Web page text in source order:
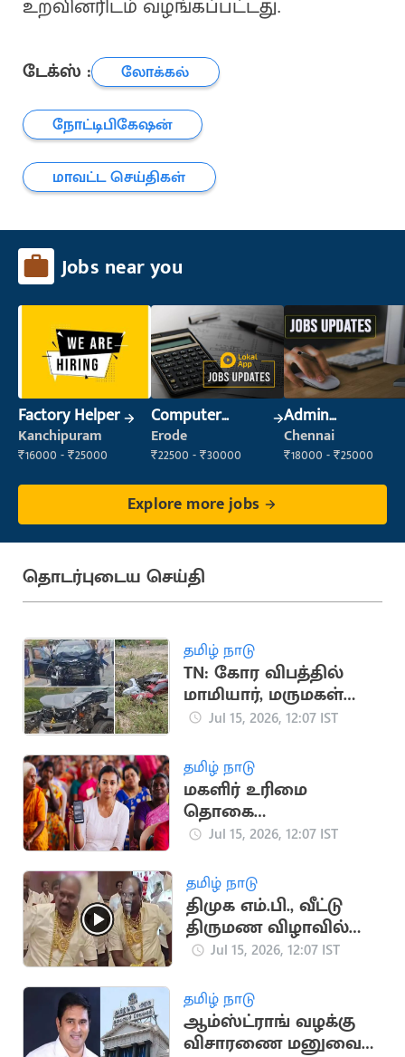
உறவினரிடம் வழங்கப்பட்டது.
டேக்ஸ் :
லோக்கல்
நோட்டிபிகேஷன்
மாவட்ட செய்திகள்
Jobs near you
Factory Helper
Kanchipuram
₹16000 - ₹25000
Computer
Operator
Erode
₹22500 - ₹30000
Admin
Supervisor
Chennai
₹18000 - ₹25000
Explore more jobs
தொடர்புடைய செய்தி
தமிழ் நாடு
TN: கோர விபத்தில்
மாமியார், மருமகள்
பலிJul 15, 2026, 12:07 IST
தமிழ் நாடு
மகளிர் உரிமை
தொகை
கிடைக்காதவர்களுக்கு
Jul 15, 2026, 12:07 IST
தமிழ் நாடு
திமுக எம்.பி., வீட்டு
திருமண விழாவில்
நகைகளுடன்
Jul 15, 2026, 12:07 IST
தமிழ் நாடு
ஆம்ஸ்ட்ராங் வழக்கு
விசாரணை மனுவை